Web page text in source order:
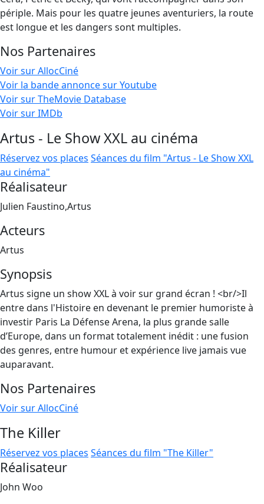
périple. Mais pour les quatre jeunes aventuriers, la route
est longue et les dangers sont multiples.
Nos Partenaires
Voir sur AllocCiné
Voir la bande annonce sur Youtube
Voir sur TheMovie Database
Voir sur IMDb
Artus - Le Show XXL au cinéma
Réservez vos places Séances du film "Artus - Le Show XXL
au cinéma"
Réalisateur
Julien Faustino,Artus
Acteurs
Artus
Synopsis
Artus signe un show XXL à voir sur grand écran ! <br/>Il
entre dans l'Histoire en devenant le premier humoriste à
investir Paris La Défense Arena, la plus grande salle
d’Europe, dans un format totalement inédit : une fusion
des genres, entre humour et expérience live jamais vue
auparavant.
Nos Partenaires
Voir sur AllocCiné
The Killer
Réservez vos places Séances du film "The Killer"
Réalisateur
John Woo